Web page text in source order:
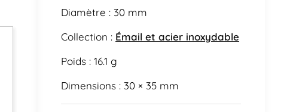
Diamètre : 30 mm
Collection : Émail et acier inoxydable
Poids : 16.1 g
Dimensions : 30 × 35 mm